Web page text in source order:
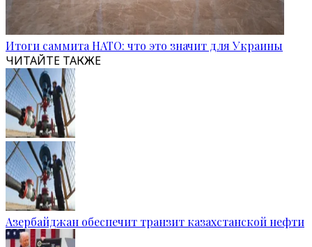
Итоги саммита НАТО: что это значит для Украины
ЧИТАЙТЕ ТАКЖЕ
Азербайджан обеспечит транзит казахстанской нефти